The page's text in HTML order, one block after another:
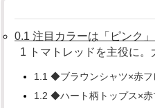
0.1 注目カラーは「ピンク
1 トマトレッドを主役に
1.1 ◆ブラウンシャツ×赤フ
1.2 ◆ハート柄トップス×赤